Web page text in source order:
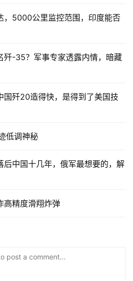
，5000公里监控范围，印度能否
歼-35？军事专家透露内情，暗藏
国歼20造得快，是得到了美国技
低调神秘
后中国十几年，俄军最想要的，解
高精度滑翔炸弹
post a comment...